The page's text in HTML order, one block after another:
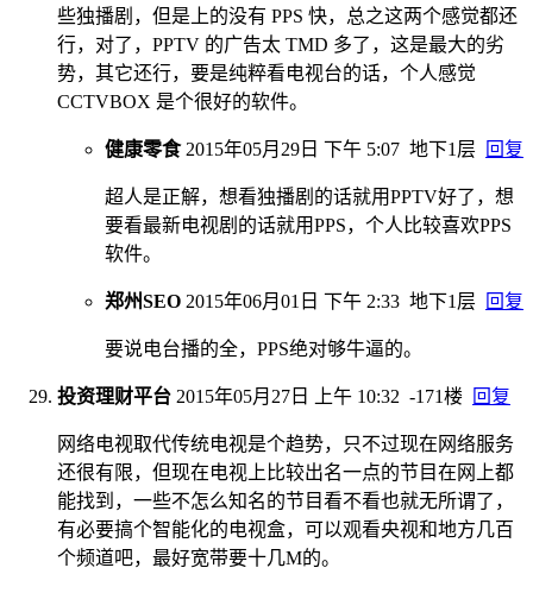
些独播剧，但是上的没有 PPS 快，总之这两个感觉都还
行，对了，PPTV 的广告太 TMD 多了，这是最大的劣
势，其它还行，要是纯粹看电视台的话，个人感觉
CCTVBOX 是个很好的软件。
健康零食 2015年05月29日 下午 5:07 地下1层 回复
超人是正解，想看独播剧的话就用PPTV好了，想
要看最新电视剧的话就用PPS，个人比较喜欢PPS
软件。
郑州SEO 2015年06月01日 下午 2:33 地下1层 回复
要说电台播的全，PPS绝对够牛逼的。
投资理财平台 2015年05月27日 上午 10:32 -171楼 回复
网络电视取代传统电视是个趋势，只不过现在网络服务
还很有限，但现在电视上比较出名一点的节目在网上都
能找到，一些不怎么知名的节目看不看也就无所谓了，
有必要搞个智能化的电视盒，可以观看央视和地方几百
个频道吧，最好宽带要十几M的。